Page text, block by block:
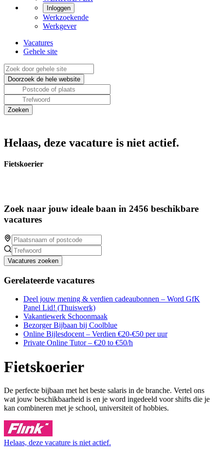
Inloggen
Werkzoekende
Werkgever
Vacatures
Gehele site
Helaas, deze vacature is niet actief.
Fietskoerier
Zoek naar jouw ideale baan in 2456 beschikbare
vacatures
Vacatures zoeken
Gerelateerde vacatures
Deel jouw mening & verdien cadeaubonnen – Word GfK
Panel Lid! (Thuiswerk)
Vakantiewerk Schoonmaak
Bezorger Bijbaan bij Coolblue
Online Bijlesdocent – Verdien €20-€50 per uur
Private Online Tutor – €20 to €50/h
Fietskoerier
De perfecte bijbaan met het beste salaris in de branche. Vertel ons
wat jouw beschikbaarheid is en je word ingedeeld voor shifts die je
kan combineren met je school, universiteit of hobbies.
Helaas, deze vacature is niet actief.